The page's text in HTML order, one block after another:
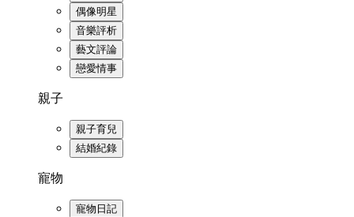
偶像明星
音樂評析
藝文評論
戀愛情事
親子
親子育兒
結婚紀錄
寵物
寵物日記